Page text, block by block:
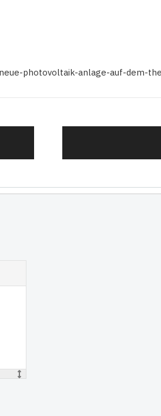
photovoltaik-anlage-auf-dem-